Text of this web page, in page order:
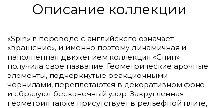
Описание коллекции
«Spin» в переводе с английского означает
«вращение», и именно поэтому динамичная и
наполненная движением коллекция «Спин»
получила свое название. Геометрические арочные
элементы, подчеркнутые реакционными
чернилами, переплетаются в декоративном фоне
и образуют бесконечный узор. Закругленная
геометрия также присутствует в рельефной плите,